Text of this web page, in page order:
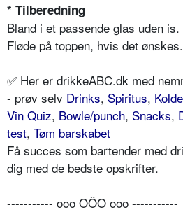
* Tilberedning
Bland i et passende glas uden is.
Fløde på toppen, hvis det
✅ Her er drikkeABC.dk med
- prøv selv Drinks, Spiritus,
Vin Quiz, Bowle/punch, Snacks,
test, Tøm barskabet
Få succes som bartender med
dig med de bedste opskrifter.
----------- ooo OÔO ooo -----------